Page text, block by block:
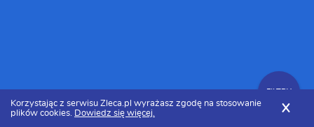
FILTRY
Korzystając z serwisu Zleca.pl wyrażasz zgodę na stosowanie
plików cookies. Dowiedz się więcej. X